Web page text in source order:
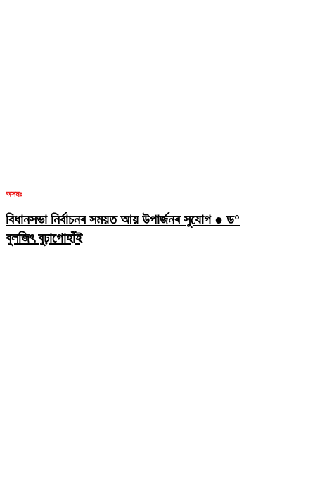
অসমঃ
বিধানসভা নিৰ্বাচনৰ সময়ত আয় উপাৰ্জনৰ সুযোগ ● ড°
বুলজিৎ বুঢ়াগোহাঁই